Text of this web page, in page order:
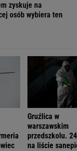
zyskuje na
osób wybiera ten
Gruźlica w
warszawskim
przedszkolu.
na liście